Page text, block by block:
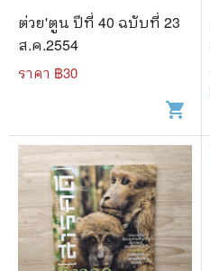
ต่วย'ตูน ปีที่ 40 ฉบับที่ 23
ส.ค.2554
ราคา ฿30
shopping_cart